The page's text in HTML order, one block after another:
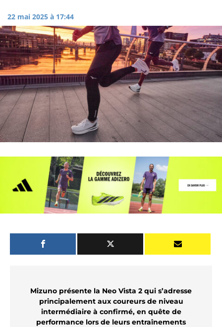
22 mai 2025 à 17:44
Mizuno présente la Neo Vista 2 qui s’adresse
principalement aux coureurs de niveau
intermédiaire à confirmé, en quête de
performance lors de leurs entraînements